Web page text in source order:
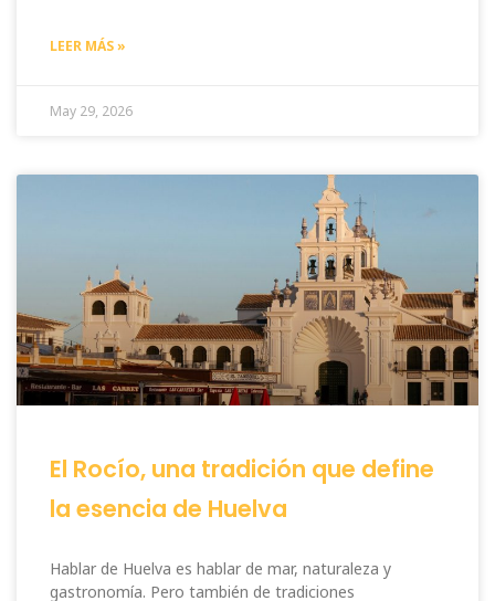
LEER MÁS »
May 29, 2026
El Rocío, una tradición que define
la esencia de Huelva
Hablar de Huelva es hablar de mar, naturaleza y
gastronomía. Pero también de tradiciones